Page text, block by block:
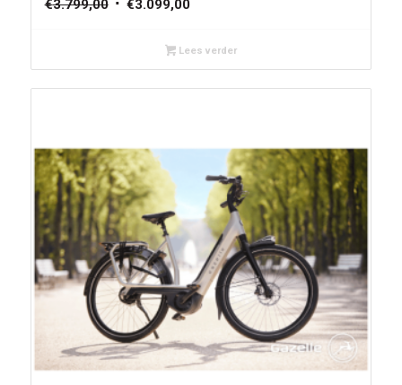
€3.799,00 Oorspronkelijke
€3.799,00.
€3.099,00Huidige
is:
€3.099,00.
Lees verder